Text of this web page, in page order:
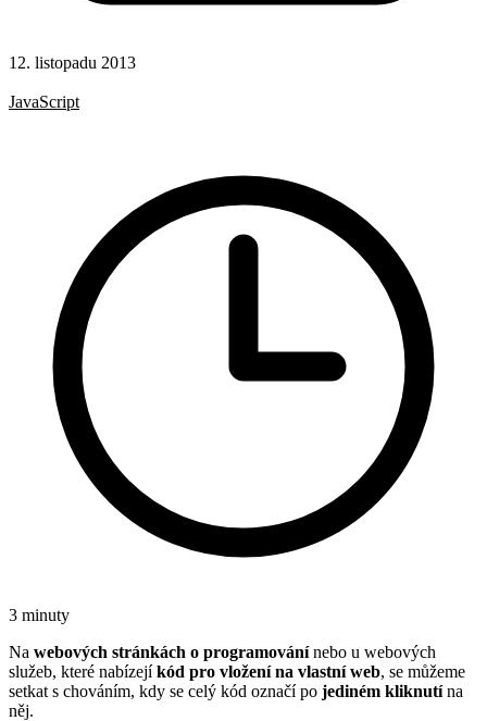
12. listopadu 2013
JavaScript
3 minuty
Na webových stránkách o programovánínebo u webových
služeb, které nabízejíkód pro vložení na vlastní web, se můžeme
setkat s chováním, kdy se celý kód označí po jediném kliknutína
něj.